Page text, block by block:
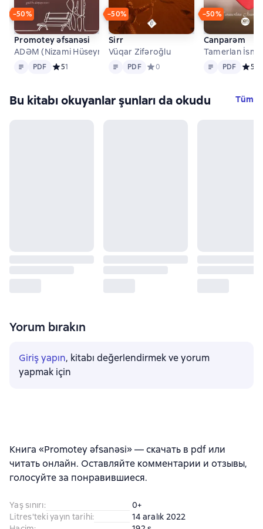
−50%
Promotey əfsanəsi
ADƏM (Nizami Hüseynov)
Metin PDF
PDF Средний рейтинг 5 на основе 1 оценок
51
−50%
Sirr
Vüqar Zifəroğlu
Metin PDF
PDF Средний рейтинг 0 на основе 0
0
−50%
Canparəm
Tamerlan
Metin PDF
PDF 5
Bu kitabı okuyanlar şunları da okudu Tüm
Yorum bırakın
Giriş yapın, kitabı değerlendirmek ve yorum
yapmak için
Книга «Promotey əfsanəsi» — скачать в pdf или
читать онлайн. Оставляйте комментарии и отзывы,
голосуйте за понравившиеся.
Yaş sınırı:
0+
Litres'teki yayın tarihi:
14 aralık 2022